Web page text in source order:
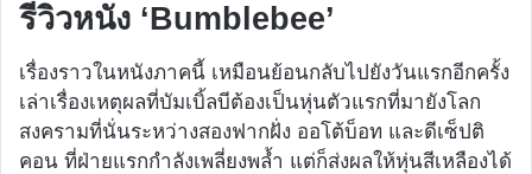
รีวิวหนัง ‘Bumblebee’
เรื่องราวในหนังภาคนี้ เหมือนย้อนกลับไปยังวันแรกอีกครั้ง
เล่าเรื่องเหตุผลที่บัมเบิ้ลบีต้องเป็นหุ่นตัวแรกที่มายังโลก
สงครามที่นั่นระหว่างสองฟากฝั่ง ออโต้บ็อท และดีเซ็ปติ
คอน ที่ฝ่ายแรกกำลังเพลี่ยงพล้ำ แต่ก็ส่งผลให้หุ่นสีเหลืองได้